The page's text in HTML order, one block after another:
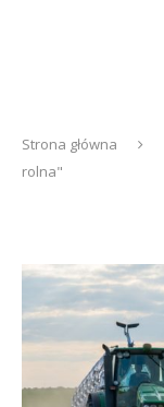
Strona główna
rolna"